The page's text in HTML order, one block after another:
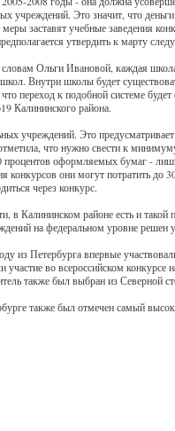
учреждений. Это значит, что
заставят учебные заведения
утвердить к марту
Ольги Ивановой, каждая
Внутри школы будет
переход к подобной системе
Калининского района.
учреждений. Это
что нужно свести к
процентов оформляемых бумаг -
они могут потратить до
через конкурс.
в Калининском районе есть и
на федеральном уровне решен
Петербурга впервые
участие во всероссийском
также был выбран из Северной
также был отмечен самый